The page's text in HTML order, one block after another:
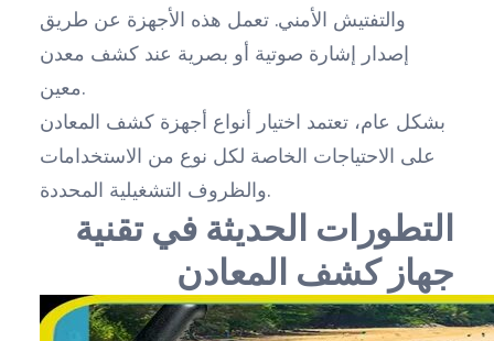
والتفتيش الأمني. تعمل هذه الأجهزة عن طريق
إصدار إشارة صوتية أو بصرية عند كشف معدن
معين.
بشكل عام، تعتمد اختيار أنواع أجهزة كشف المعادن
على الاحتياجات الخاصة لكل نوع من الاستخدامات
والظروف التشغيلية المحددة.
التطورات الحديثة في تقنية
جهاز كشف المعادن